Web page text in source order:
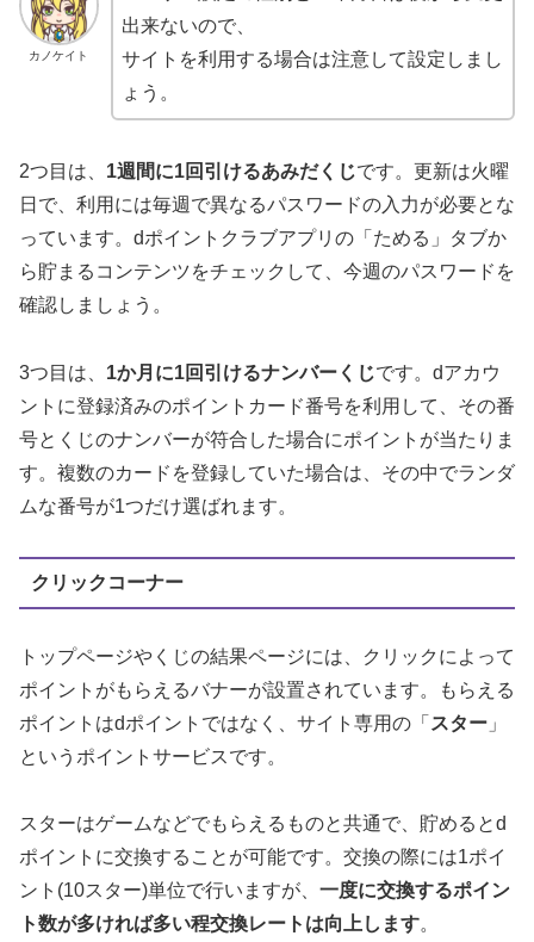
カノケイト
出来ないので、
サイトを利用する場合は注意して設定しまし
ょう。
2つ目は、 1週間に1回引けるあみだくじです。更新は火曜
日で、利用には毎週で異なるパスワードの入力が必要とな
っています。dポイントクラブアプリの「ためる」タブか
ら貯まるコンテンツをチェックして、今週のパスワードを
確認しましょう。
3つ目は、 1か月に1回引けるナンバーくじです。dアカウ
ントに登録済みのポイントカード番号を利用して、その番
号とくじのナンバーが符合した場合にポイントが当たりま
す。複数のカードを登録していた場合は、その中でランダ
ムな番号が1つだけ選ばれます。
クリックコーナー
トップページやくじの結果ページには、クリックによって
ポイントがもらえるバナーが設置されています。もらえる
ポイントはdポイントではなく、サイト専用の「 スター 」
というポイントサービスです。
スターはゲームなどでもらえるものと共通で、貯めるとd
ポイントに交換することが可能です。交換の際には1ポイ
ント(10スター)単位で行いますが、 一度に交換するポイン
ト数が多ければ多い程交換レートは向上します。